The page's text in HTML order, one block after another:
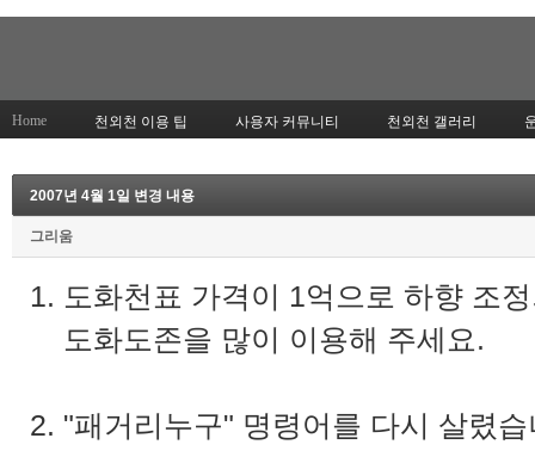
Home 천외천 이용 팁 사용자 커뮤니티 천외천 갤러리
2007년 4월 1일 변경 내용
그리움
1. 도화천표 가격이 1억으로 하향 조
도화도존을 많이 이용해 주세요.
2. "패거리누구" 명령어를 다시 살렸습